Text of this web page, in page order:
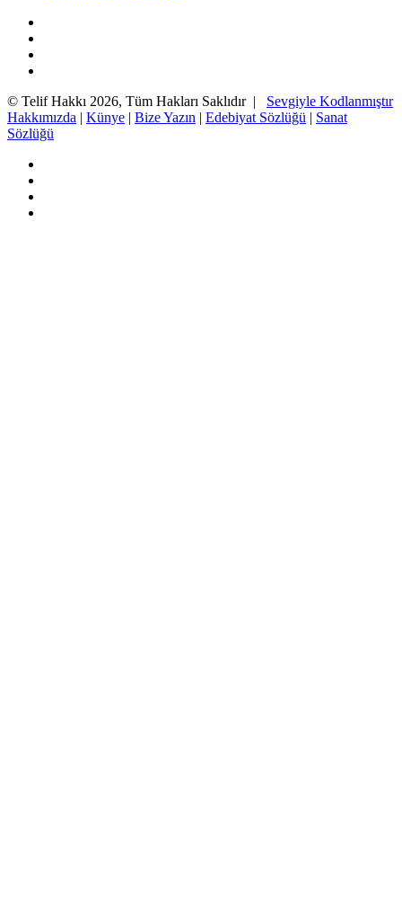
© Telif Hakkı 2026, Tüm Hakları Saklıdır | Sevgiyle Kodlanmıştır
Hakkımızda | Künye | Bize Yazın | Edebiyat Sözlüğü | Sanat
Sözlüğü